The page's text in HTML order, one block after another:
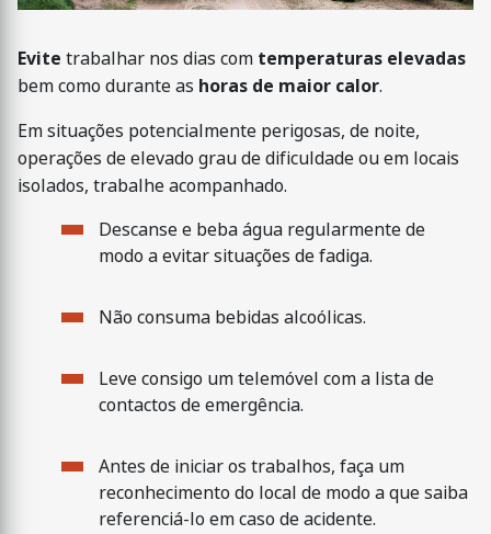
Evite trabalhar nos dias com temperaturas elevadas
bem como durante as horas de maior calor.
Em situações potencialmente perigosas, de noite,
operações de elevado grau de dificuldade ou em locais
isolados, trabalhe acompanhado.
Descanse e beba água regularmente de
modo a evitar situações de fadiga.
Não consuma bebidas alcoólicas.
Leve consigo um telemóvel com a lista de
contactos de emergência.
Antes de iniciar os trabalhos, faça um
reconhecimento do local de modo a que saiba
referenciá-lo em caso de acidente.